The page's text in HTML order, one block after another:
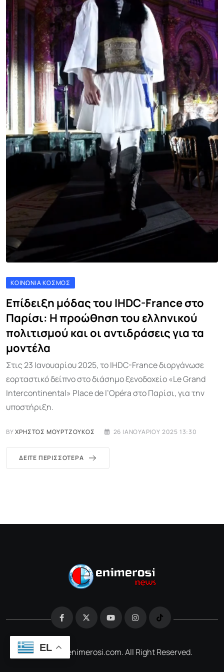
ΚΟΙΝΩΝΊΑ ΚΌΣΜΟΣ
Επίδειξη μόδας του IHDC-France στο
Παρίσι: Η προώθηση του ελληνικού
πολιτισμού και οι αντιδράσεις για τα
μοντέλα
Στις 23 Ιανουαρίου 2025, το IHDC-France διοργάνωσε
εορταστικό δείπνο στο διάσημο ξενοδοχείο «Le Grand
Intercontinental» Place de l’Opéra στο Παρίσι, για την
υποστήριξη.
BYΧΡΉΣΤΟΣ ΜΟΥΡΤΖΟΎΚΟΣ 26 ΙΑΝΟΥΑΡΊΟΥ 2025 13:30
ΔΕΊΤΕ ΠΕΡΙΣΣΌΤΕΡΑ
@2026 e-enimerosi.com. All Right Reserved.
EL